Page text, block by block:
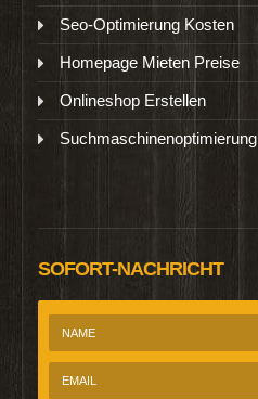
Seo-Optimierung Kosten
Homepage Mieten Preise
Onlineshop Erstellen
Suchmaschinenoptimierung
SOFORT-NACHRICHT